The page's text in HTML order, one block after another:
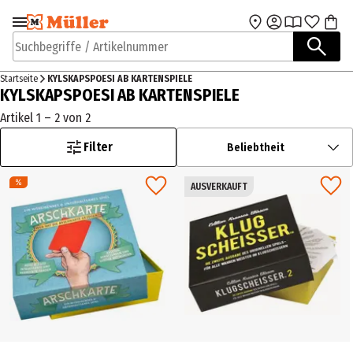
Zur Navigation
springen
Zum Hauptinhalt
Suchbegriffe / Artikelnummer
Startseite KYLSKAPSPOESI AB KARTENSPIELE
KYLSKAPSPOESI AB KARTENSPIELE
Artikel 1 – 2 von 2
Filter
Beliebtheit
AUSVERKAUFT